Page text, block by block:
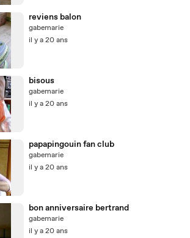
reviens balon
gabemarie
il y a 20 ans
bisous
gabemarie
il y a 20 ans
papapingouin fan club
gabemarie
il y a 20 ans
bon anniversaire bertrand
gabemarie
il y a 20 ans